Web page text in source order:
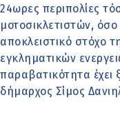
24ωρες περιπολίες
μοτοσικλετιστών, όσο
αποκλειστικό στόχο
εγκληματικών
παραβατικότητα έχει
δήμαρχος Σίμος